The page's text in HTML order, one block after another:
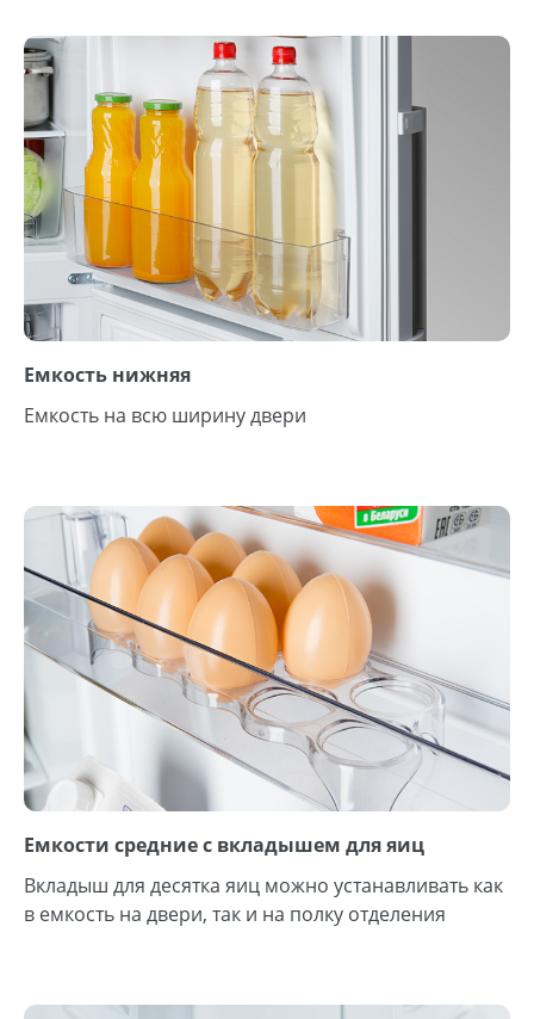
Емкость нижняя
Емкость на всю ширину двери
Емкости средние с вкладышем для яиц
Вкладыш для десятка яиц можно устанавливать как
в емкость на двери, так и на полку отделения